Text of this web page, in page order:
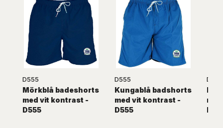
D555
Mörkblå badeshorts
med vit kontrast -
D555
D555
Kungablå badshorts
med vit kontrast -
D555
D555